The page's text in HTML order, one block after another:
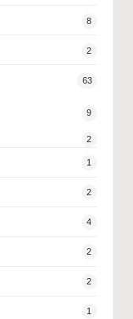
8
2
63
9
2
1
2
4
2
2
1